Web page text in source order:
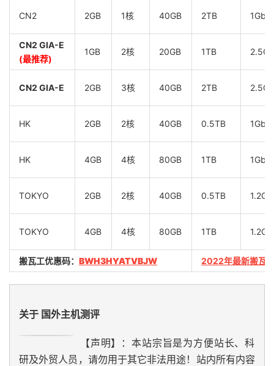
CN2 2GB 1核 40GB 2TB
CN2 GIA-E
(最推荐)
1GB 2核 20GB 1TB
CN2 GIA-E 2GB 3核 40GB 2TB
HK 2GB 2核 40GB 0.5TB
HK 4GB 4核 80GB 1TB
TOKYO 2GB 2核 40GB 0.5TB
TOKYO 4GB 4核 80GB 1TB
搬瓦工优惠码： BWH3HYATVBJW 2022年最新搬瓦
关于 国外主机测评
【声明】：本站宗旨是为方便站长、科
研及外贸人员，请勿用于其它非法用途！站内所有内容